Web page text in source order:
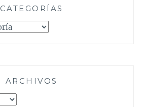
CATEGORÍAS
ARCHIVOS